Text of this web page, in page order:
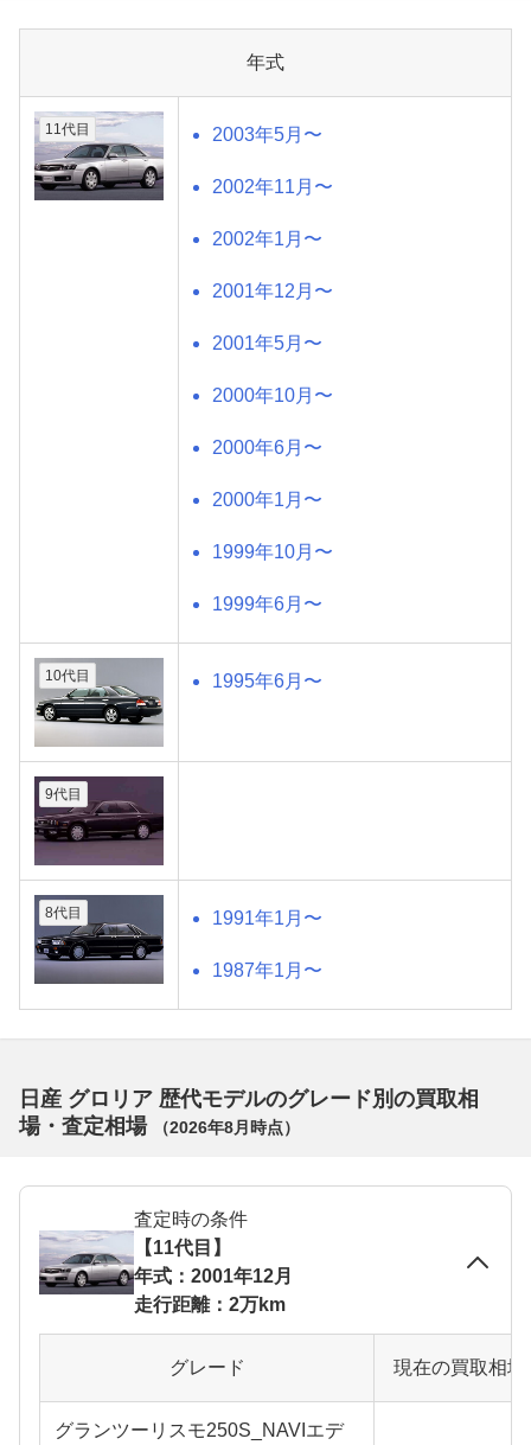
年式
11代目 2003年5月〜
2002年11月〜
2002年1月〜
2001年12月〜
2001年5月〜
2000年10月〜
2000年6月〜
2000年1月〜
1999年10月〜
1999年6月〜
10代目 1995年6月〜
9代目
8代目 1991年1月〜
1987年1月〜
日産 グロリア 歴代モデルのグレード別の買取相
場・査定相場
（2026年8月 時点）
査定時の条件
【11代目】
年式：2001年12月
走行距離：2万km
グレード 現在の買取相
グランツーリスモ250S_NAVIエデ